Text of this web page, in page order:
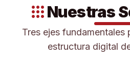
appsNuestras
Tres ejes fundamentales
estructura digital